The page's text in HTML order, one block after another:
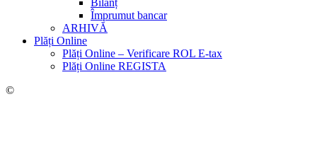
Bilanț
Împrumut bancar
ARHIVĂ
Plăți Online
Plăți Online – Verificare ROL E-tax
Plăți Online REGISTA
©